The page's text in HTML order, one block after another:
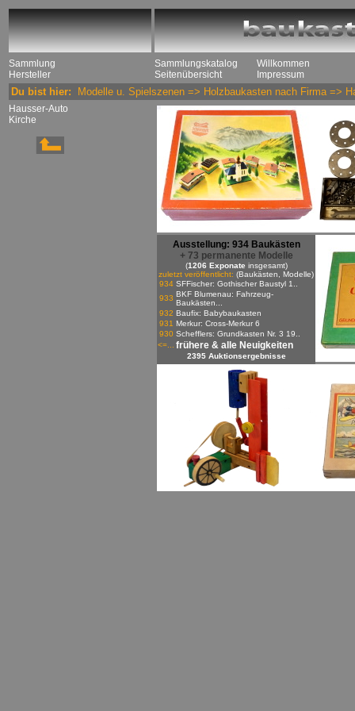
Sammlung
Hersteller
Sammlungskatalog
Seitenübersicht
Willkommen
Impressum
Du bist hier: Modelle u. Spielszenen => Holzbaukasten nach Firma =>
Hausser-Auto
Kirche
Ausstellung: 934 Baukästen
+ 73 permanente Modelle
(1206 Exponate insgesamt)
zuletzt veröffentlicht: (Baukästen, Modelle)
934 SFFischer: Gothischer Baustyl 1..
933 BKF Blumenau: Fahrzeug-
Baukästen...
932 Baufix: Babybaukasten
931 Merkur: Cross-Merkur 6
930 Schefflers: Grundkasten Nr. 3 19..
<=...
frühere & alle Neuigkeiten
2395 Auktionsergebnisse